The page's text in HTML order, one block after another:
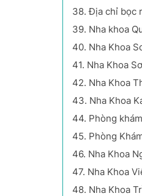
38. Địa chỉ bọc
39. Nha khoa
40. Nha Khoa
41. Nha Khoa
42. Nha Khoa
43. Nha Khoa
44. Phòng
45. Phòng
46. Nha Khoa
47. Nha Khoa
48. Nha Khoa